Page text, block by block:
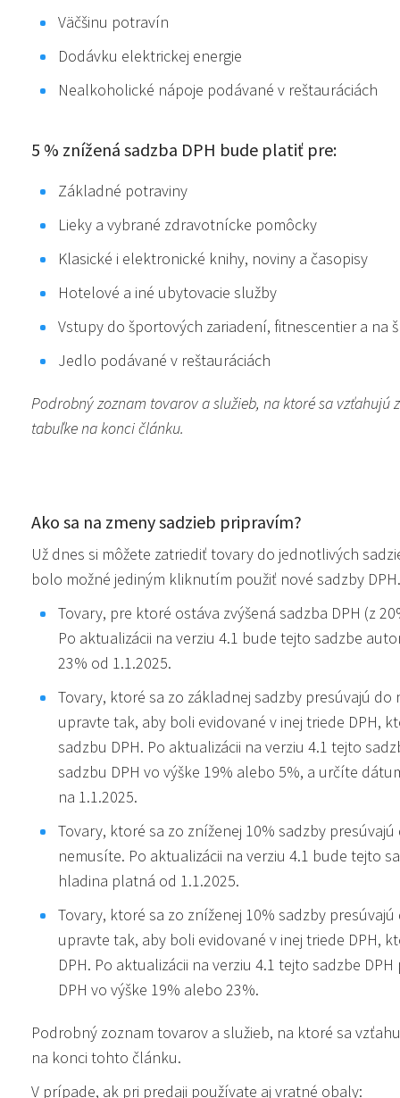
Väčšinu potravín
Dodávku elektrickej energie
Nealkoholické nápoje podávané v reštauráciách
5 % znížená sadzba DPH bude platiť pre:
Základné potraviny
Lieky a vybrané zdravotnícke pomôcky
Klasické i elektronické knihy, noviny a časopisy
Hotelové a iné ubytovacie služby
Vstupy do športových zariadení, fitnescentier a na
Jedlo podávané v reštauráciách
Podrobný zoznam tovarov a služieb, na ktoré sa vzťahujú
tabuľke na konci článku.
Ako sa na zmeny sadzieb pripravím?
Už dnes si môžete zatriediť tovary do jednotlivých
bolo možné jediným kliknutím použiť nové sadzby DPH.
Tovary, pre ktoré ostáva zvýšená sadzba DPH (z
Po aktualizácii na verziu 4.1 bude tejto sadzbe
23% od 1.1.2025.
Tovary, ktoré sa zo základnej sadzby presúvajú
upravte tak, aby boli evidované v inej triede DPH,
sadzbu DPH. Po aktualizácii na verziu 4.1 tejto
sadzbu DPH vo výške 19% alebo 5%, a určíte
na 1.1.2025.
Tovary, ktoré sa zo zníženej 10% sadzby
nemusíte. Po aktualizácii na verziu 4.1 bude tejto
hladina platná od 1.1.2025.
Tovary, ktoré sa zo zníženej 10% sadzby
upravte tak, aby boli evidované v inej triede DPH,
DPH. Po aktualizácii na verziu 4.1 tejto sadzbe
DPH vo výške 19% alebo 23%.
Podrobný zoznam tovarov a služieb, na ktoré sa
na konci tohto článku.
V prípade, ak pri predaji používate aj vratné obaly: